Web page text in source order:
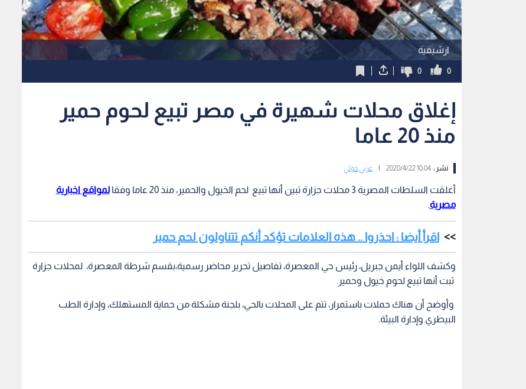
ارشيفية
0
0
إغلاق محلات شهيرة في مصر تبيع لحوم حمير
منذ 20 عاما
نشر :10:04 2020/4/22 عربي دولي
أغلقت السلطات المصرية 3 محلات جزارة تبين أنها تبيع لحم الخيول والحمير، منذ 20 عاما وفقا
لمواقع اخبارية
مصرية.
اقرأ أيضا : احذروا .. هذه العلامات تؤكد أنكم تتناولون لحم حمير
وكشف اللواء أيمن جبريل، رئيس حي المعصرة، تفاصيل تحرير محاضر رسمية،بقسم شرطة المعصرة، لمحلات جزارة
ثبت أنها تبيع لحوم خيول وحمير.
وأوضح أن هناك حملات باستمرار، تتم على المحلات بالحي، بلجنة مشكلة من حماية المستهلك، وإدارة الطب
البيطري وإدارة البيئة.